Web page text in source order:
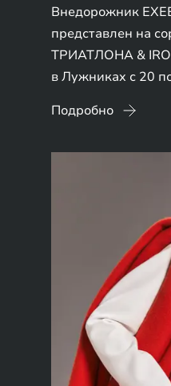
Внедорожник
представлен на
ТРИАТЛОНА &
в Лужниках с 20
Подробно